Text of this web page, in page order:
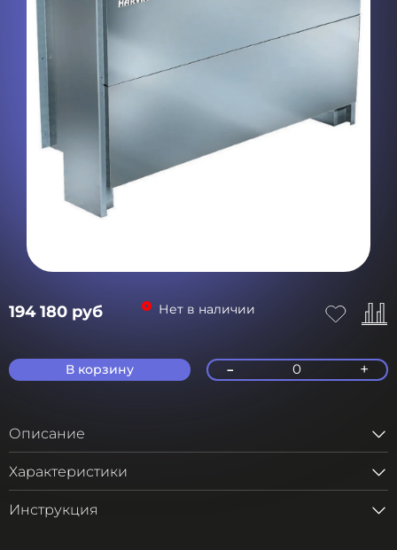
194 180 руб Нет в наличии
В корзину - 0 +
Описание
Характеристики
Инструкция